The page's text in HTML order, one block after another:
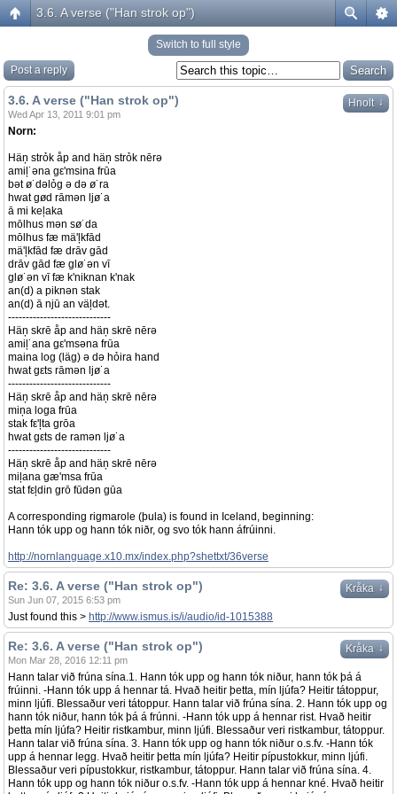
3.6. A verse ("Han strok op")
Switch to full style
Post a reply
Hnolt ↓
3.6. A verse ("Han strok op")
Wed Apr 13, 2011 9:01 pm
Norn:
Häņ strỏk åp and häņ strỏk nērə
amiļ˙əna gε'msina frūa
bət ø˙dəlỏg ə də ø˙ra
hwat gød rāmən ljø˙a
ā mi keļaka
mōlhus mən sø˙da
mōlhus fæ mä'ļkfād
mä'ļkfād fæ drāv gād
drāv gād fæ glø˙ən vī
glø˙ən vī fæ k'niknan k'nak
an(d) a piknən stak
an(d) ā njū an väļdət.
-----------------------------
Häņ skrē åp and häņ skrē nērə
amiļ˙ana gε'msəna frūa
maina log (läg) ə də hỏira hand
hwat gεts rāmən ljø˙a
-----------------------------
Häņ skrē åp and häņ skrē nērə
miņa loga frūa
stak fε'ļta grōa
hwat gεts de ramən ljø˙a
-----------------------------
Häņ skrē åp and häņ skrē nērə
miļana gæ'msa frūa
stat fεļdin grō fūdən gūa
A corresponding rigmarole (þula) is found in Iceland, beginning:
Hann tók upp og hann tók niðr, og svo tók hann áfrúinni.
http://nornlanguage.x10.mx/index.php?shettxt/36verse
Kråka ↓
Re: 3.6. A verse ("Han strok op")
Sun Jun 07, 2015 6:53 pm
Just found this > http://www.ismus.is/i/audio/id-1015388
Kråka ↓
Re: 3.6. A verse ("Han strok op")
Mon Mar 28, 2016 12:11 pm
Hann talar við frúna sína.1. Hann tók upp og hann tók niður, hann tók þá á
frúinni. -Hann tók upp á hennar tá. Hvað heitir þetta, mín ljúfa? Heitir tátoppur,
minn ljúfi. Blessaður veri tátoppur. Hann talar við frúna sína. 2. Hann tók upp og
hann tók niður, hann tók þá á frúnni. -Hann tók upp á hennar rist. Hvað heitir
þetta mín ljúfa? Heitir ristkambur, minn ljúfi. Blessaður veri ristkambur, tátoppur.
Hann talar við frúna sína. 3. Hann tók upp og hann tók niður o.s.fv. -Hann tók
upp á hennar legg. Hvað heitir þetta mín ljúfa? Heitir pípustokkur, minn ljúfi.
Blessaður veri pípustokkur, ristkambur, tátoppur. Hann talar við frúna sína. 4.
Hann tók upp og hann tók niður o.s.fv. -Hann tók upp á hennar kné. Hvað heitir